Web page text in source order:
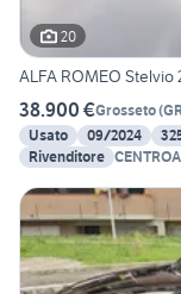
20
ALFA ROMEO Stelvio
38.900 €Grosseto(GR
Usato
09/2024
Rivenditore